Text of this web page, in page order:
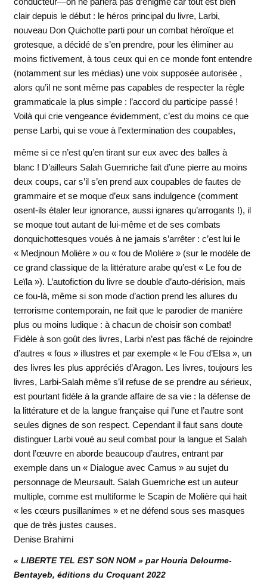
clair depuis le début : le héros principal du livre, Larbi,
nouveau Don Quichotte parti pour un combat héroïque et
grotesque, a décidé de s’en prendre, pour les éliminer au
moins fictivement, à tous ceux qui en ce monde font entendre
(notamment sur les médias) une voix supposée autorisée ,
alors qu’il ne sont même pas capables de respecter la règle
grammaticale la plus simple : l’accord du participe passé !
Voilà qui crie vengeance évidemment, c’est du moins ce que
pense Larbi, qui se voue à l’extermination des coupables,
même si ce n’est qu’en tirant sur eux avec des balles à
blanc ! D’ailleurs Salah Guemriche fait d’une pierre au moins
deux coups, car s’il s’en prend aux coupables de fautes de
grammaire et se moque d’eux sans indulgence (comment
osent-ils étaler leur ignorance, aussi ignares qu’arrogants !), il
se moque tout autant de lui-même et de ses combats
donquichottesques voués à ne jamais s’arrêter : c’est lui le
« Medjnoun Molière » ou « fou de Molière » (sur le modèle de
ce grand classique de la littérature arabe qu’est « Le fou de
Leïla »). L’autofiction du livre se double d’auto-dérision, mais
ce fou-là, même si son mode d’action prend les allures du
terrorisme contemporain, ne fait que le parodier de manière
plus ou moins ludique : à chacun de choisir son combat!
Fidèle à son goût des livres, Larbi n’est pas fâché de rejoindre
d’autres « fous » illustres et par exemple « le Fou d’Elsa », un
des livres les plus appréciés d’Aragon. Les livres, toujours les
livres, Larbi-Salah même s’il refuse de se prendre au sérieux,
est pourtant fidèle à la grande affaire de sa vie : la défense de
la littérature et de la langue française qui l’une et l’autre sont
seules dignes de son respect. Cependant il faut sans doute
distinguer Larbi voué au seul combat pour la langue et Salah
dont l’œuvre en aborde beaucoup d’autres, entrant par
exemple dans un « Dialogue avec Camus » au sujet du
personnage de Meursault. Salah Guemriche est un auteur
multiple, comme est multiforme le Scapin de Molière qui hait
« les cœurs pusillanimes » et ne défend sous ses masques
que de très justes causes.
Denise Brahimi
« LIBERTE TEL EST SON NOM » par Houria Delourme-
Bentayeb, éditions du Croquant 2022